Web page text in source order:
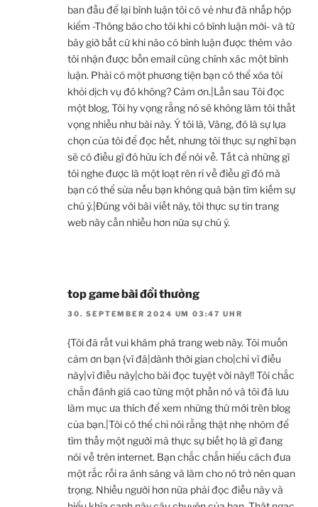
ban đầu để lại bình luận tôi có vẻ như đã nhấp hộp
kiểm -Thông báo cho tôi khi có bình luận mới- và từ
bây giờ bất cứ khi nào có bình luận được thêm vào
tôi nhận được bốn email cùng chính xác một bình
luận. Phải có một phương tiện bạn có thể xóa tôi
khỏi dịch vụ đó không? Cảm ơn.|Lần sau Tôi đọc
một blog, Tôi hy vọng rằng nó sẽ không làm tôi thất
vọng nhiều như bài này. Ý tôi là, Vâng, đó là sự lựa
chọn của tôi để đọc hết, nhưng tôi thực sự nghĩ bạn
sẽ có điều gì đó hữu ích để nói về. Tất cả những gì
tôi nghe được là một loạt rên rỉ về điều gì đó mà
bạn có thể sửa nếu bạn không quá bận tìm kiếm sự
chú ý.|Đúng với bài viết này, tôi thực sự tin trang
web này cần nhiều hơn nữa sự chú ý.
top game bài đổi thưởng
30. SEPTEMBER 2024 UM 03:47 UHR
{Tôi đã rất vui khám phá trang web này. Tôi muốn
cảm ơn bạn {vì đã|dành thời gian cho|chỉ vì điều
này|vì điều này|cho bài đọc tuyệt vời này!! Tôi chắc
chắn đánh giá cao từng một phần nó và tôi đã lưu
làm mục ưa thích để xem những thứ mới trên blog
của bạn.|Tôi có thể chỉ nói rằng thật nhẹ nhõm để
tìm thấy một người mà thực sự biết họ là gì đang
nói về trên internet. Bạn chắc chắn hiểu cách đưa
một rắc rối ra ánh sáng và làm cho nó trở nên quan
trọng. Nhiều người hơn nữa phải đọc điều này và